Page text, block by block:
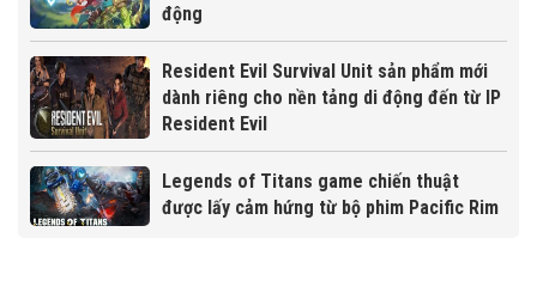
động
Resident Evil Survival Unit sản phẩm mới
dành riêng cho nền tảng di động đến từ IP
Resident Evil
Legends of Titans game chiến thuật
được lấy cảm hứng từ bộ phim Pacific Rim